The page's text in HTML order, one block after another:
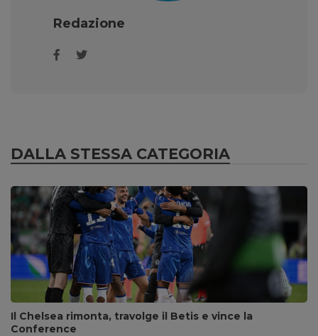
Redazione
DALLA STESSA CATEGORIA
Il Chelsea rimonta, travolge il Betis e vince la
Conference